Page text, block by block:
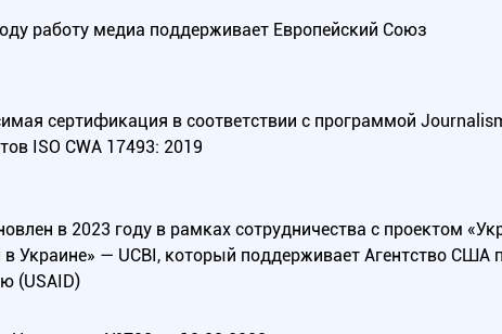
работу медиа поддерживает Европейский Союз
сертификация в соответствии с программой
ISO CWA 17493: 2019
в 2023 году в рамках сотрудничества с проектом
в Украине» — UCBI, который поддерживает Агентство
(USAID)